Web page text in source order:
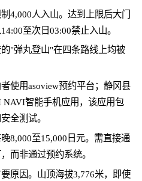
4,000人入山。达到上限后大门
至次日03:00禁止入山。
"弹丸登山"在四条路线上均被
使用asoview预约平台；静冈县
NAVI智能手机应用，该应用包
全测试。
8,000至15,000日元。需直接通
而非通过预约系统。
原因。山顶海拔3,776米，即使